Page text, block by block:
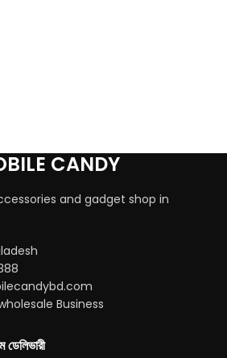
CANDY
and gadget shop in
Business